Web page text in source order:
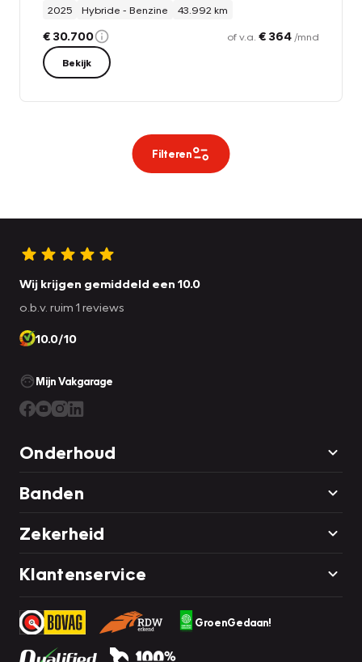
2025
Hybride - Benzine 43.992 km
€ 30.700 of v.a. € 364 /mnd
Bekijk
Filteren
Wij krijgen gemiddeld een 10.0
o.b.v. ruim 1 reviews
10.0/10
Mijn Vakgarage
Onderhoud
Banden
Zekerheid
Klantenservice
GroenGedaan!